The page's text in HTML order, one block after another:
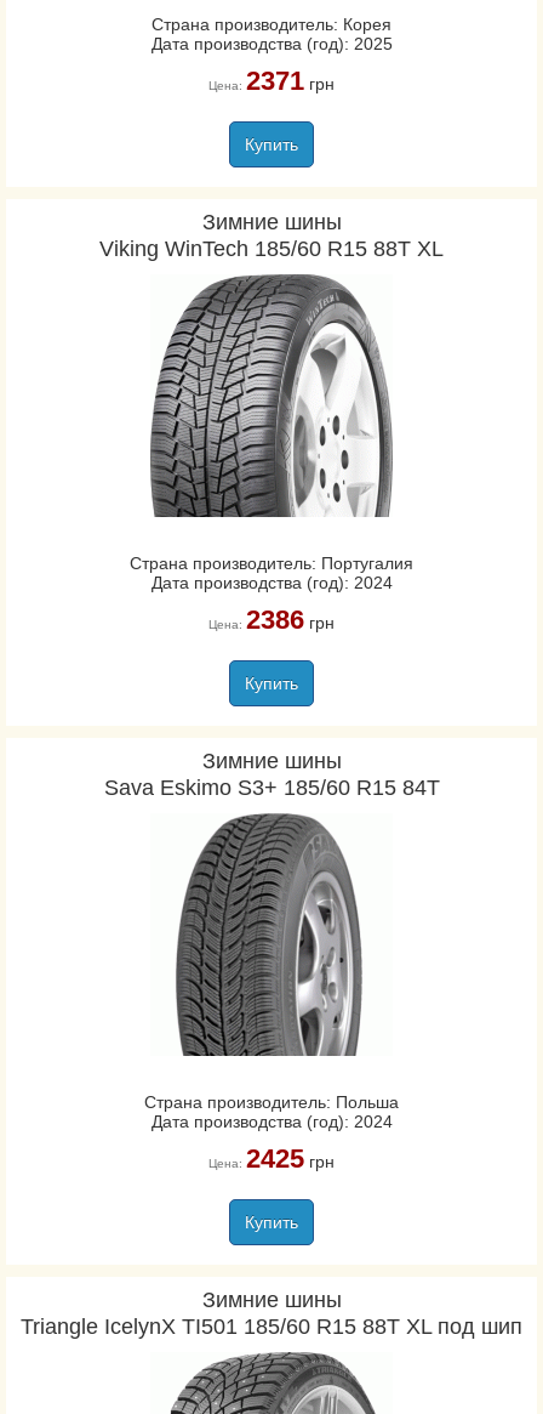
Страна производитель: Корея
Дата производства (год): 2025
Цена: 2371грн
Купить
Зимние шины
Viking WinTech 185/60 R15 88T XL
Страна производитель: Португалия
Дата производства (год): 2024
Цена: 2386грн
Купить
Зимние шины
Sava Eskimo S3+ 185/60 R15 84T
Страна производитель: Польша
Дата производства (год): 2024
Цена: 2425грн
Купить
Зимние шины
Triangle IcelynX TI501 185/60 R15 88T XL под шип